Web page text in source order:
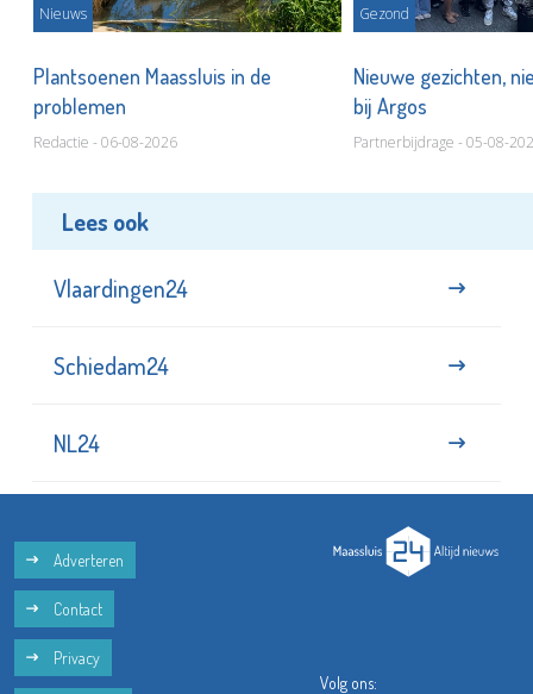
Nieuws
Plantsoenen Maassluis in de
problemen
Redactie - 06-08-2026
Gezond
Nieuwe gezichten,
bij Argos
Partnerbijdrage - 05-08-
Lees ook
Vlaardingen24
Schiedam24
NL24
Adverteren
Contact
Privacy
Volg ons: